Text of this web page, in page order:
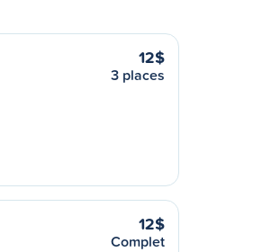
12$
3 places
12$
Complet